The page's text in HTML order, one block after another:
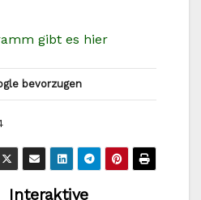
gibt es hier
bevorzugen
Interaktive